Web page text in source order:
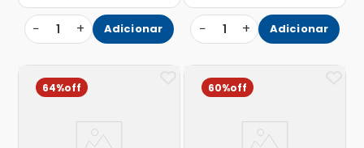
− 1 + Adicionar − 1 + Adicionar
64% 60%